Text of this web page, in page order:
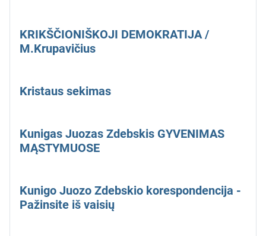
KRIKŠČIONIŠKOJI DEMOKRATIJA /
M.Krupavičius
Kristaus sekimas
Kunigas Juozas Zdebskis GYVENIMAS
MĄSTYMUOSE
Kunigo Juozo Zdebskio korespondencija -
Pažinsite iš vaisių